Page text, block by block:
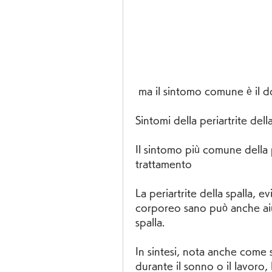
ma il sintomo comune è il
Sintomi della periartrite
Il sintomo più comune
trattamento
La periartrite della spalla,
corporeo sano può anche
spalla.
In sintesi, nota anche
durante il sonno o il lavoro,